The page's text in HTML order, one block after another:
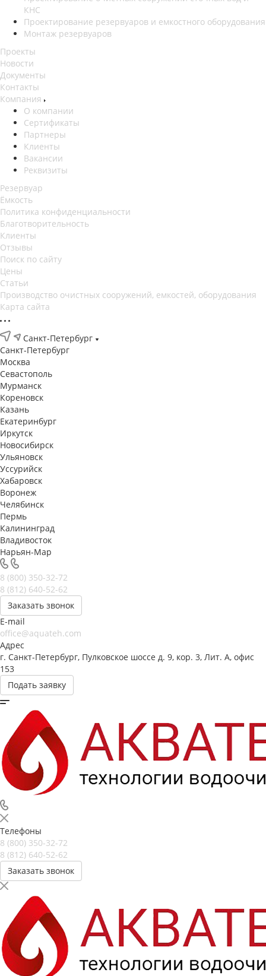
КНС
Проектирование резервуаров и емкостного оборудования
Монтаж резервуаров
Проекты
Новости
Документы
Контакты
Компания
О компании
Сертификаты
Партнеры
Клиенты
Вакансии
Реквизиты
Резервуар
Ёмкость
Политика конфиденциальности
Благотворительность
Клиенты
Отзывы
Поиск по сайту
Цены
Статьи
Производство очистных сооружений, емкостей, оборудования
Карта сайта
Санкт-Петербург
Санкт-Петербург
Москва
Севастополь
Мурманск
Кореновск
Казань
Екатеринбург
Иркутск
Новосибирск
Ульяновск
Уссурийск
Хабаровск
Воронеж
Челябинск
Пермь
Калининград
Владивосток
Нарьян-Мар
8 (800) 350-32-72
8 (812) 640-52-62
Заказать звонок
E-mail
office@aquateh.com
Адрес
г. Санкт-Петербург, Пулковское шоссе д. 9, кор. 3, Лит. А, офис
153
Подать заявку
Телефоны
8 (800) 350-32-72
8 (812) 640-52-62
Заказать звонок